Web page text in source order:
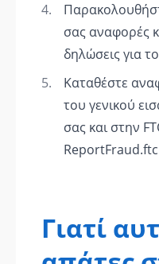
σας αναφορές
δηλώσεις για
Καταθέστε
του γενικού
σας και στην
Γιατί